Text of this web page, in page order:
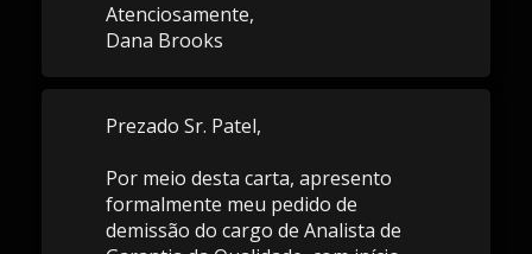
Atenciosamente,
Dana Brooks
Prezado Sr. Patel,
Por meio desta carta, apresento
formalmente meu pedido de
demissão do cargo de Analista de